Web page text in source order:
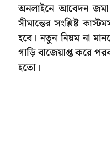
অনলাইনে আবেদন জমা
সীমান্তের সংশ্লিষ্ট
হবে। নতুন নিয়ম না
গাড়ি বাজেয়াপ্ত করে
হতো।